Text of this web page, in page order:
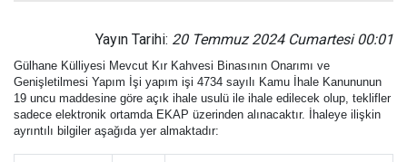
Yayın Tarihi: 20 Temmuz 2024 Cumartesi 00:01
Gülhane Külliyesi Mevcut Kır Kahvesi Binasının Onarımı ve
Genişletilmesi Yapım İşi yapım işi 4734 sayılı Kamu İhale Kanununun
19 uncu maddesine göre açık ihale usulü ile ihale edilecek olup, teklifler
sadece elektronik ortamda EKAP üzerinden alınacaktır. İhaleye ilişkin
ayrıntılı bilgiler aşağıda yer almaktadır: